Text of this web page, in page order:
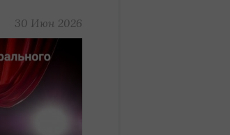
30 Июн 2026